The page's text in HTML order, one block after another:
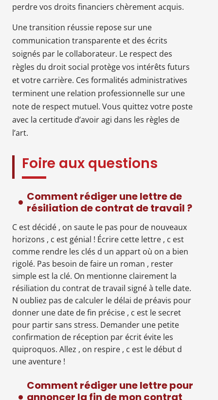
perdre vos droits financiers chèrement acquis.
Une transition réussie repose sur une
communication transparente et des écrits
soignés par le collaborateur. Le respect des
règles du droit social protège vos intérêts futurs
et votre carrière. Ces formalités administratives
terminent une relation professionnelle sur une
note de respect mutuel. Vous quittez votre poste
avec la certitude d’avoir agi dans les règles de
l’art.
Foire aux questions
Comment rédiger une lettre de
résiliation de contrat de travail ?
C est décidé , on saute le pas pour de nouveaux
horizons , c est génial ! Écrire cette lettre , c est
comme rendre les clés d un appart où on a bien
rigolé. Pas besoin de faire un roman , rester
simple est la clé. On mentionne clairement la
résiliation du contrat de travail signé à telle date.
N oubliez pas de calculer le délai de préavis pour
donner une date de fin précise , c est le secret
pour partir sans stress. Demander une petite
confirmation de réception par écrit évite les
quiproquos. Allez , on respire , c est le début d
une aventure !
Comment rédiger une lettre pour
annoncer la fin de mon contrat